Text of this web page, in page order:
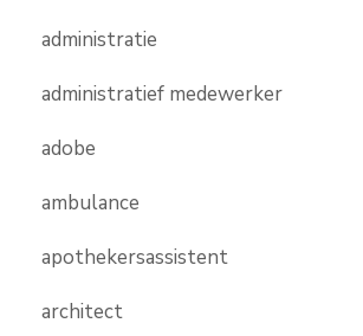
administratie
administratief medewerker
adobe
ambulance
apothekersassistent
architect